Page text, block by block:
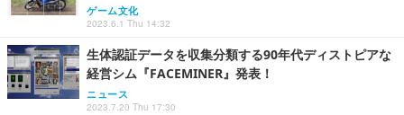
ゲーム文化
2023.6.1 Thu 14:32
生体認証データを収集分類する90年代ディストピアな
経営シム『FACEMINER』発表！
ニュース
2023.7.20 Thu 17:30